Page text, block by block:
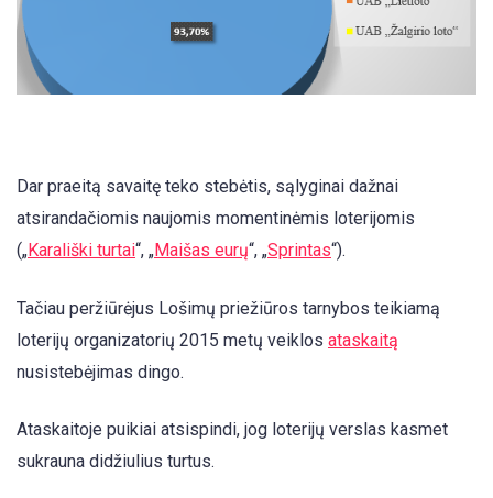
Dar praeitą savaitę teko stebėtis, sąlyginai dažnai
atsirandačiomis naujomis momentinėmis loterijomis
(„Karališki turtai“, „Maišas eurų“, „Sprintas“).
Tačiau peržiūrėjus Lošimų priežiūros tarnybos teikiamą
loterijų organizatorių 2015 metų veiklos ataskaitą
nusistebėjimas dingo.
Ataskaitoje puikiai atsispindi, jog loterijų verslas kasmet
sukrauna didžiulius turtus.